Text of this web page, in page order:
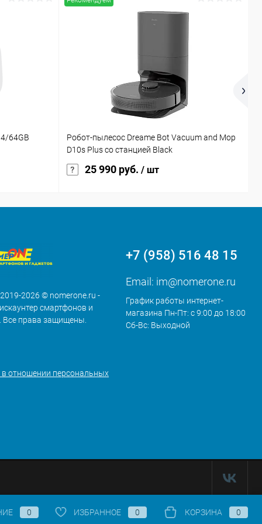
64GB
Робот-пылесос Dreame Bot Vacuum and Mop
D10s Plus со станцией Black
25 990 руб. / шт
2026 © nomerone.ru -
смартфонов и
Все права защищены.
в отношении персональных
+7 (958) 516 48 15
Email: im@nomerone.ru
График работы интернет-
магазина Пн-Пт: с 9:00 до 18:00
Сб-Вс: Выходной
0 ИЗБРАННОЕ 0 КОРЗИНА 0